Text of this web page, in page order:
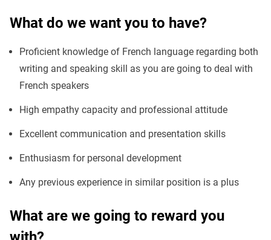
What do we want you to have?
Proficient knowledge of French language regarding both
writing and speaking skill as you are going to deal with
French speakers
High empathy capacity and professional attitude
Excellent communication and presentation skills
Enthusiasm for personal development
Any previous experience in similar position is a plus
What are we going to reward you